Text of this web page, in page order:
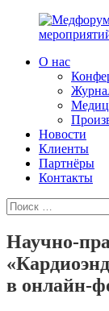
Перейти
Медфорум
технический
организатор
мероприятий
врачей
консультируем
участников
российского
фармрынка
помогаем
выстраивать
с
медицинским
и
сообществами.
О нас
Новости
Клиенты
Партнёры
Контакты
Искать:
Научно-
в онлайн-